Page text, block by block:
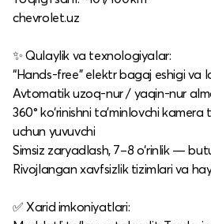
chevrolet.uz
✨ Qulaylik va texnologiyalar:
“Hands-free” elektr bagaj eshigi va
Avtomatik uzoq-nur / yaqin-nur
360° ko‘rinishni ta’minlovchi
uchun yuvuvchi
Simsiz zaryadlash, 7–8 o‘rinlik —
Rivojlangan xavfsizlik tizimlari va
✅ Xarid imkoniyatlari: